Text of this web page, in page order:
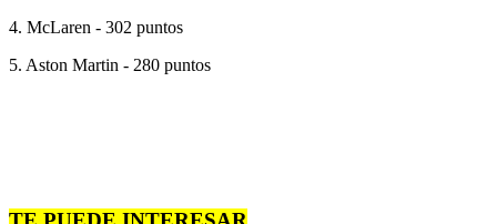
4. McLaren - 302 puntos
5. Aston Martin - 280 puntos